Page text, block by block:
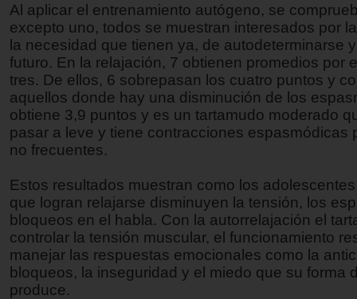
Al aplicar el entrenamiento autógeno, se
excepto uno, todos se muestran interesados por
la necesidad que tienen ya, de autodeterminarse
futuro. En la relajación, 7 obtienen promedios por
tres. De ellos, 6 sobrepasan los cuatro puntos y
aquellos donde hay una disminución de los
obtiene 3,9 puntos y es un tartamudo moderado
pasar a leve y tiene contracciones espasmódicas
no frecuentes.
Estos resultados muestran como los
que logran relajarse disminuyen la tensión, los
bloqueos en el habla. Con la autorrelajación el
controlar la tensión muscular, el funcionamiento
manejar las respuestas emocionales como la
bloqueos, la inseguridad y el miedo que su forma
produce.